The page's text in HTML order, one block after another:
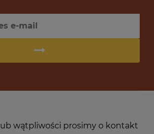
wątpliwości prosimy o kontakt